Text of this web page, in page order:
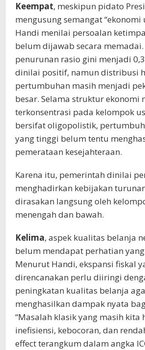
Keempat, meskipun pidato
mengusung semangat “ekonomi
Handi menilai persoalan
belum dijawab secara
penurunan rasio gini menjadi
dinilai positif, namun distribusi
pertumbuhan masih menjadi
besar. Selama struktur ekonomi
terkonsentrasi pada kelompok
bersifat oligopolistik,
yang tinggi belum tentu
pemerataan kesejahteraan.
Karena itu, pemerintah dinilai
menghadirkan kebijakan
dirasakan langsung oleh
menengah dan bawah.
Kelima, aspek kualitas belanja
belum mendapat perhatian
Menurut Handi, ekspansi fiskal
direncanakan perlu diiringi
peningkatan kualitas belanja
menghasilkan dampak nyata
“Masalah klasik yang masih kita
inefisiensi, kebocoran, dan
effect terangkum dalam angka